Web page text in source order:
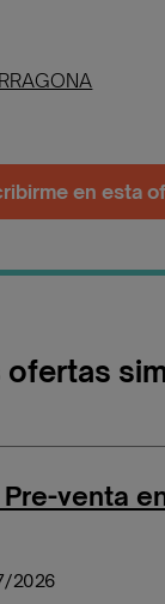
en esta
ofertas
venta
2026